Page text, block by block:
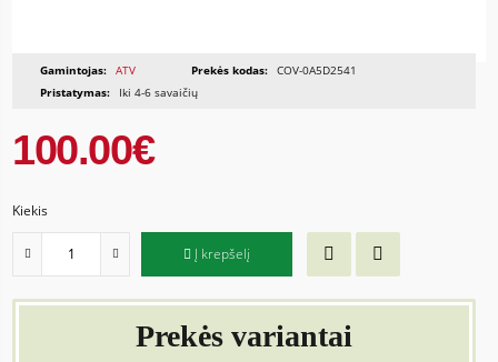
Gamintojas: ATV Prekės kodas: COV-0A5D2541
Pristatymas:
Iki 4-6 savaičių
100.00€
Kiekis
Į krepšelį
Prekės variantai